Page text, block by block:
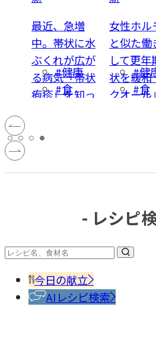
充
最近、急増
中。帯状に水
ぶくれが広が
る病気『帯状
疱疹』を知っ
#健康
#食
女性ホル
と似た働
して更年
状を緩和
クオール
#健
#食
- レシピ
今日の献立
AIレシピ検索